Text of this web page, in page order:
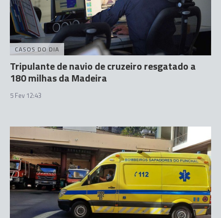
CASOS DO DIA
Tripulante de navio de cruzeiro resgatado a
180 milhas da Madeira
5 Fev 12:43